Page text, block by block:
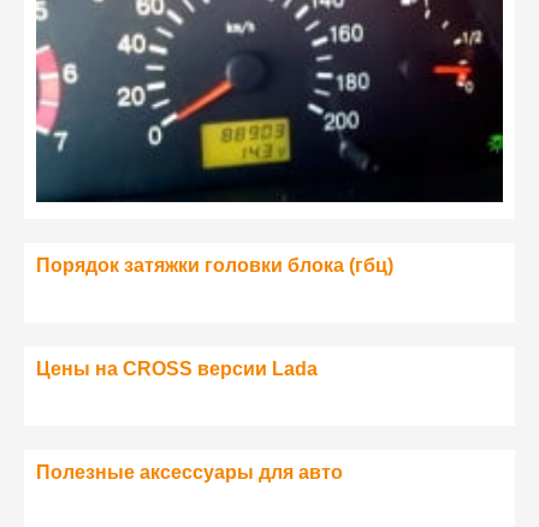
Порядок затяжки головки блока (гбц)
Цены на CROSS версии Lada
Полезные аксессуары для авто